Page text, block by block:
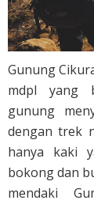
Gunung
mdpl yang
gunung
dengan trek
hanya kaki
bokong dan
mendaki